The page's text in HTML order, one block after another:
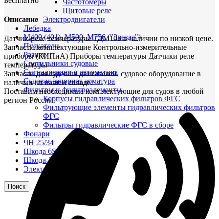
Частотомеры
Щитовые реле
Электродвигатели
Лебедка
М400 (401), М500, М756 ("Звезда")
Пускатели
Разное
Светильники судовые
Сигнализация и автоматика
Судовая запорная арматура
Фильтры и фильтроэлементы
Корпусы гидравлических фильтров ФГС
Фильтрующие элементы гидравлических фильтров
ФГС
Фильтры гидравлические ФГС в сборе
Фонари
ЧН 25/34
Шкода 6S-160
Шкода-275
Электродвигатели
Поиск
Описание
Датчик-реле температуры ТДМ103 в наличии по низкой цене.
Запчасти/комплектующие Контрольно-измерительные
приборы (КИПиА) Приборы температуры Датчики реле
температуры
Запчасти для судовых двигателей, судовое оборудование в
наличии на нашем складе.
Поставим необходимые комплектующие для судов в любой
регион России.